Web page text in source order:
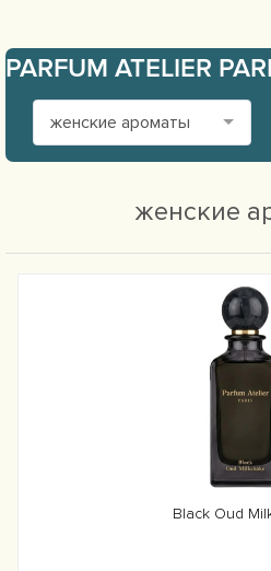
PARFUM ATELIER
женские ароматы
женские
Black Oud